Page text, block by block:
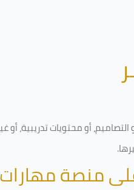
أو محتويات تدريبية، أو
.
على منصة مهارات